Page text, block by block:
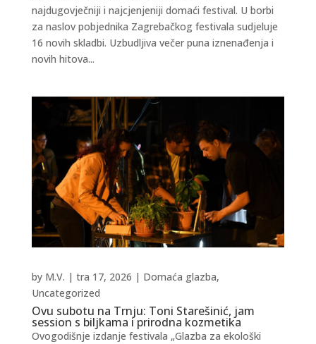
najdugovječniji i najcjenjeniji domaći festival. U borbi
za naslov pobjednika Zagrebačkog festivala sudjeluje
16 novih skladbi. Uzbudljiva večer puna iznenađenja i
novih hitova...
Ovu subotu na Trnju: Toni Starešinić, jam
session s biljkama i prirodna kozmetika
by M.V. | tra 17, 2026 | Domaća glazba,
Uncategorized
Ovogodišnje izdanje festivala „Glazba za ekološki